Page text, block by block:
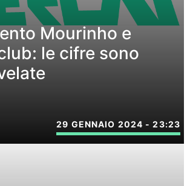
Mourinho e
le cifre sono
29 GENNAIO 2024 - 23:23